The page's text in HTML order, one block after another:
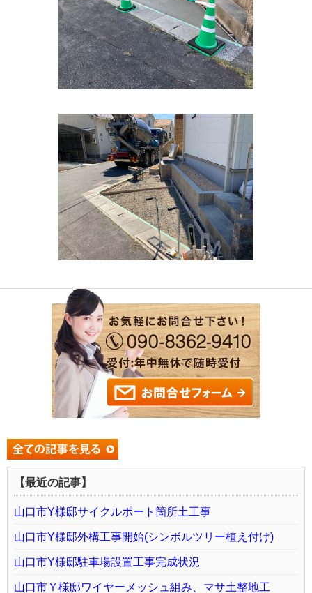
【最近の記事】
山口市Y様邸サイクルポート箇所土工事
山口市Y様邸外構工事開始(シンボルツリー植え付け)
山口市Y様邸駐車場設置工事完成状況
山口市Ｙ様邸ワイヤーメッシュ組み、マサ土整地工